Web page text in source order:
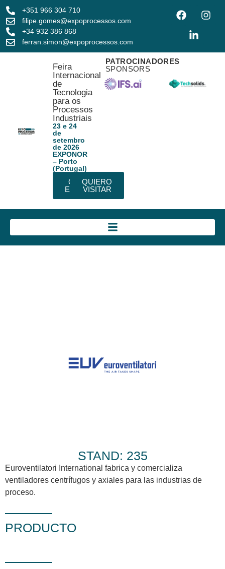
+351 966 304 710
filipe.gomes@expoprocessos.com
+34 932 386 868
ferran.simon@expoprocessos.com
Feira
Internacional
de
Tecnologia
para os
Processos
Industriais
23 e 24
de
setembro
de 2026
EXPONOR
– Porto
(Portugal)
QUIERO
EXPONER
QUIERO
VISITAR
PATROCINADORES
SPONSORS
STAND: 235
Euroventilatori International fabrica y comercializa
ventiladores centrífugos y axiales para las industrias de
proceso.
PRODUCTO